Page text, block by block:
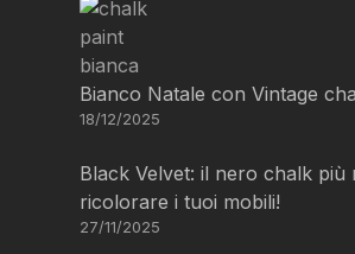
Bianco Natale con Vintage
18/12/2025
Black Velvet: il nero chalk più
ricolorare i tuoi mobili!
27/11/2025